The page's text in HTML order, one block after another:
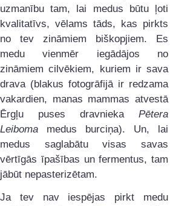
uzmanību tam, lai medus būtu ļoti
kvalitatīvs, vēlams tāds, kas pirkts
no tev zināmiem biškopjiem. Es
medu vienmēr iegādājos no
zināmiem cilvēkiem, kuriem ir sava
drava (blakus fotogrāfijā ir redzama
vakardien, manas mammas atvestā
Ērgļu puses dravnieka Pētera
Leiboma medus burciņa). Un, lai
medus saglabātu visas savas
vērtīgās īpašības un fermentus, tam
jābūt nepasterizētam.
Ja tev nav iespējas pirkt medu